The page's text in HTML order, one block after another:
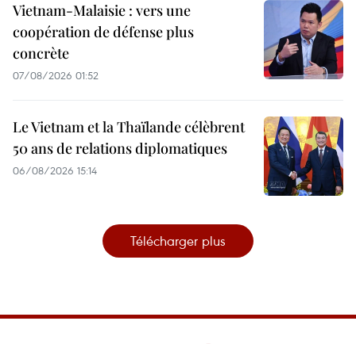
Vietnam-Malaisie : vers une
coopération de défense plus
concrète
07/08/2026 01:52
Le Vietnam et la Thaïlande célèbrent
50 ans de relations diplomatiques
06/08/2026 15:14
Télécharger plus